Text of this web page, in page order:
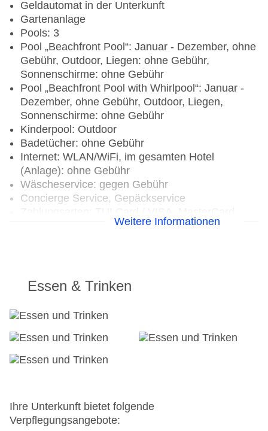
Geldautomat in der Unterkunft
Gartenanlage
Pools: 3
Pool „Beachfront Pool“: Januar - Dezember, ohne
Gebühr, Outdoor, Liegen: ohne Gebühr,
Sonnenschirme: ohne Gebühr
Pool „Beachfront Pool with Whirlpool“: Januar -
Dezember, ohne Gebühr, Outdoor, Liegen,
Sonnenschirme: ohne Gebühr
Kinderpool: Outdoor
Badetücher: ohne Gebühr
Internet: WLAN/WiFi, im gesamten Hotel
(Anlage): ohne Gebühr
Wäscheservice: gegen Gebühr
Concierge Service, Gepäckservice
Tagungseinrichtungen: Konferenzräume: 1,
klimatisierte Tagungsräume, Tagungsequipment:
gegen Gebühr, Coffee Breaks: gegen Gebühr
Gebäudeanzahl: 9, Etagen: 2, Zimmer: 110,
Villen: 44
Weitere Informationen
Essen & Trinken
Ihre Unterkunft bietet folgende
Verpflegungsangebote: